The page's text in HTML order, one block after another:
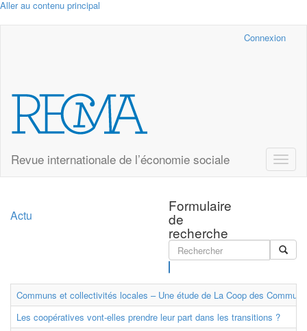
Aller au contenu principal
Connexion
Revue internationale de l’économie sociale
Toggle
Formulaire
de
recherche
Actu
Communs et collectivités locales – Une étude de La Coop des
Les coopératives vont-elles prendre leur part dans les transitions ?